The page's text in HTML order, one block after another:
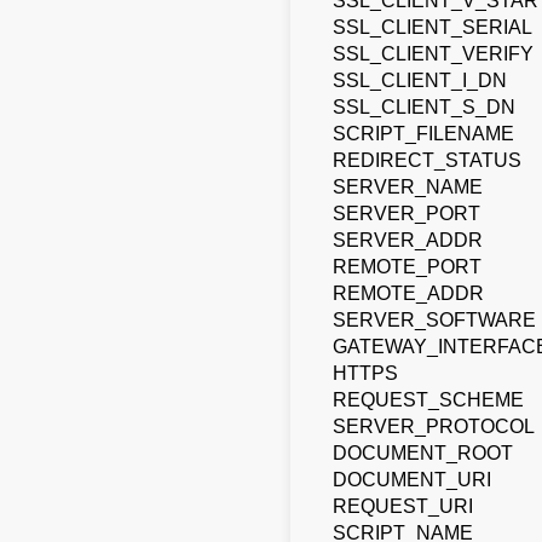
SSL_CLIENT_SERIAL
SSL_CLIENT_VERIFY
SSL_CLIENT_I_DN
SSL_CLIENT_S_DN
SCRIPT_FILENAME
REDIRECT_STATUS
SERVER_NAME
SERVER_PORT
SERVER_ADDR
REMOTE_PORT
REMOTE_ADDR
SERVER_SOFTWARE
HTTPS
REQUEST_SCHEME
SERVER_PROTOCOL
DOCUMENT_ROOT
DOCUMENT_URI
REQUEST_URI
SCRIPT_NAME